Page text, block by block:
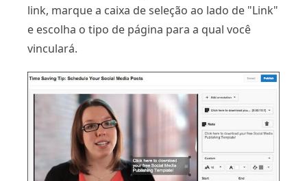
link, marque a caixa de seleção ao lado de "Link"
e escolha o tipo de página para a qual você
vinculará.